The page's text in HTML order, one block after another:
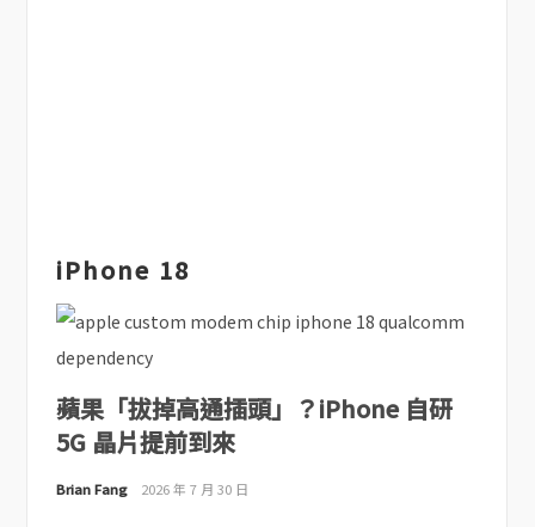
iPhone 18
蘋果「拔掉高通插頭」？iPhone 自研
5G 晶片提前到來
Brian Fang 2026 年 7 月 30 日